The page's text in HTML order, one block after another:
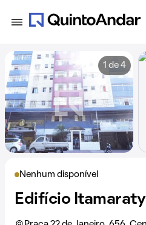
Nenhum disponível
Edifício Itamaraty
1 de 4